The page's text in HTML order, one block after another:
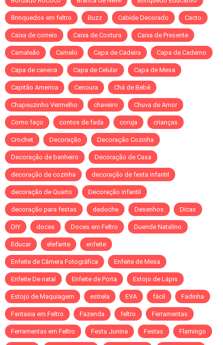
Brinquedos em feltro Buzz Cabide Decorado Cacto
Caixa de correio Caixa de Costura Caixa de Presente
Camaleão Camelo Capa de Cadeira Capa de Caderno
Capa de caneca Capa de Celular Capa de Mesa
Capitão America Cenoura Chá de Bebê
Chapeuzinho Vermelho chaveiro Chuva de Amor
Como faço contos de fada coruja crianças
Crochet Decoração Decoração Cozinha
Decoração de banheiro Decoração de Casa
decoração de cozinha decoração de festa infantil
decoração de Quarto Decoração infantil
decoração para festas dedoche Desenhos Dicas
DIY doces Doces em Feltro Duende Natalino
Educar elefante enfeite
Enfeite de Câmera Fotográfica Enfeite de Mesa
Enfeite De natal Enfeite de Porta Estojo de Lápis
Estojo de Maquiagem estrela EVA fácil Fadinha
Fantasia em Feltro Fazenda feltro Ferramentas
Ferramentas em Feltro Festa Junina Festas Flamingo